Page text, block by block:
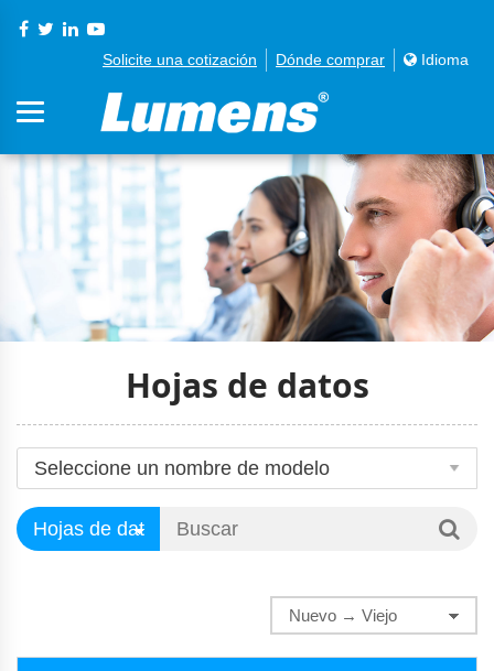
Solicite una cotización Dónde comprar Idioma
Hojas de datos